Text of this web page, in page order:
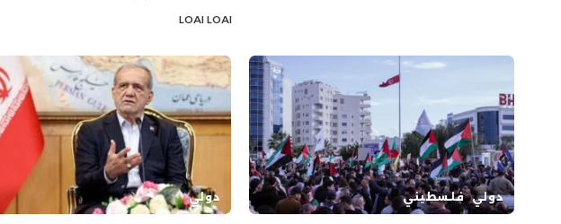
LOAI LOAI
دولي فلسطيني دولي